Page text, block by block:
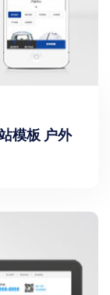
模板 户外